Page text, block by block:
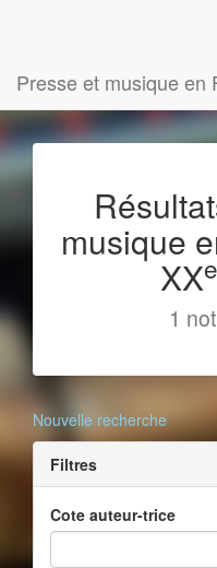
Presse et musique en
musique
XXe
1
Nouvelle recherche
Filtres
Cote auteur-trice